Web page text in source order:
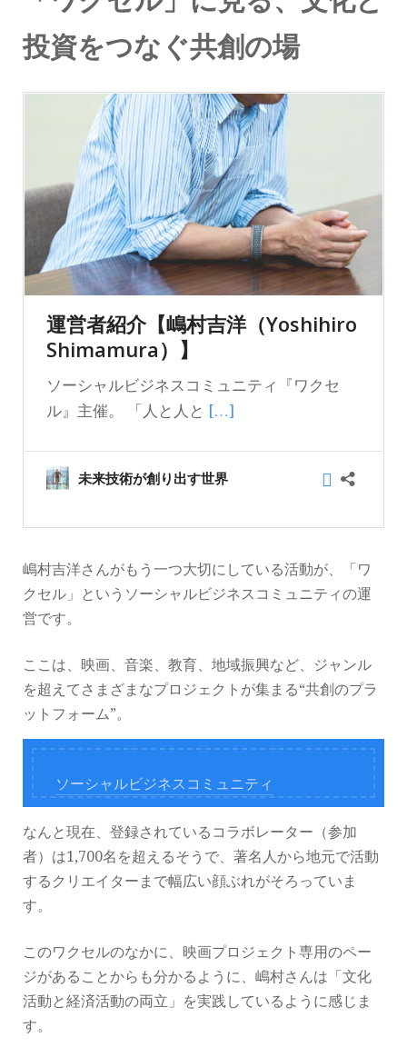
投資をつなぐ共創の場
嶋村吉洋さんがもう一つ大切にしている活動が、「ワ
クセル」というソーシャルビジネスコミュニティの運
営です。
ここは、映画、音楽、教育、地域振興など、ジャンル
を超えてさまざまなプロジェクトが集まる“共創のプラ
ットフォーム”。
ソーシャルビジネスコミュニティ
なんと現在、登録されているコラボレーター（参加
者）は1,700名を超えるそうで、著名人から地元で活動
するクリエイターまで幅広い顔ぶれがそろっていま
す。
このワクセルのなかに、映画プロジェクト専用のペー
ジがあることからも分かるように、嶋村さんは「文化
活動と経済活動の両立」を実践しているように感じま
す。